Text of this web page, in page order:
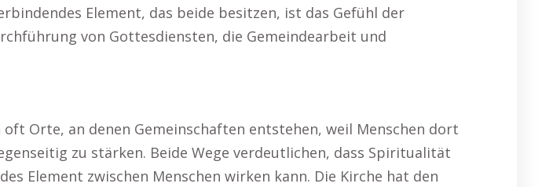
Element, das beide besitzen, ist das Gefühl der
von Gottesdiensten, die Gemeindearbeit und
Orte, an denen Gemeinschaften entstehen, weil Menschen dort
zu stärken. Beide Wege verdeutlichen, dass Spiritualität
Element zwischen Menschen wirken kann. Die Kirche hat den